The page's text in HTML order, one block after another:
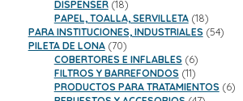
DISPENSER 1818
productos
PAPEL, TOALLA, SERVILLETA 1818
productos
PARA INSTITUCIONES, INDUSTRIALES 5454
PILETA DE LONA 7070
productos
COBERTORES E INFLABLES 66
productos
FILTROS Y BARREFONDOS 1111
productos
PRODUCTOS PARA TRATAMIENTOS 66